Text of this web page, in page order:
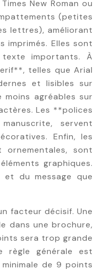
New Roman ou
(petites
lettres), améliorant
imprimés. Elles sont
importants. À
telles que Arial
et lisibles sur
agréables sur
Les **polices
servent
Enfin, les
ornementales, sont
graphiques.
du message que
facteur décisif. Une
dans une brochure,
sera trop grande
règle générale est
de 9 points